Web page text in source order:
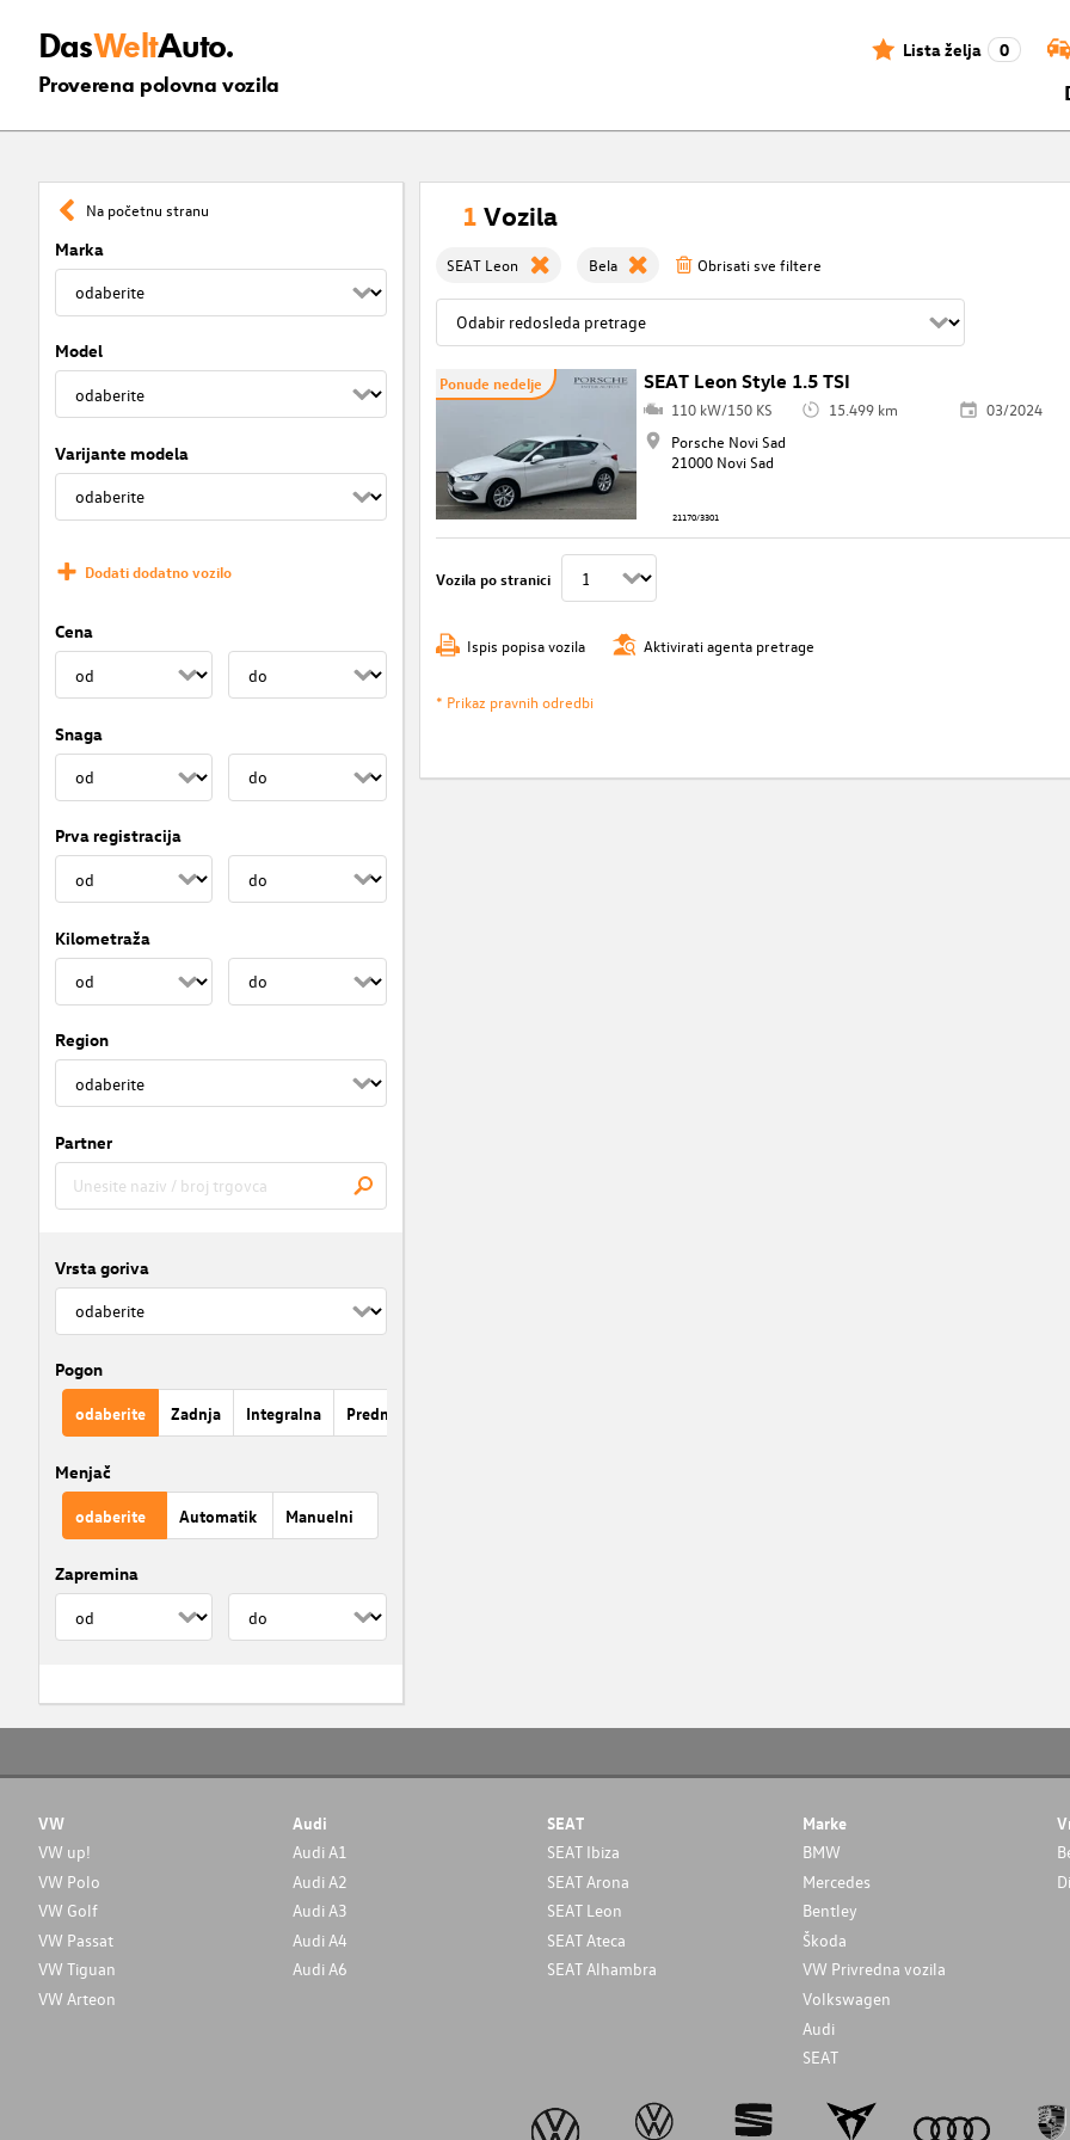
DasWeltAuto.
Proverena polovna vozila
Lista želja 0
Na početnu stranu
Marka
Model
Varijante modela
Dodati dodatno vozilo
Cena
Snaga
Prva registracija
Kilometraža
Region
Partner
Vrsta goriva
Pogon
odaberite Zadnja Integralna Prednja
Menjač
odaberite Automatik Manuelni
Zapremina
1 Vozila
SEAT Leon Bela Obrisati sve filtere
Ponude nedelje SEAT Leon Style 1.5 TSI
110 kW/150 KS 15.499 km
03/2024
Porsche Novi Sad
21000 Novi Sad
21170/3301
Vozila po stranici
Ispis popisa vozila Aktivirati agenta pretrage
* Prikaz pravnih odredbi
VW
VW up!
VW Polo
VW Golf
VW Passat
VW Tiguan
VW Arteon
Audi
Audi A1
Audi A2
Audi A3
Audi A4
Audi A6
SEAT
SEAT Ibiza
SEAT Arona
SEAT Leon
SEAT Ateca
SEAT Alhambra
Marke
BMW
Mercedes
Bentley
Škoda
VW Privredna vozila
Volkswagen
Audi
SEAT